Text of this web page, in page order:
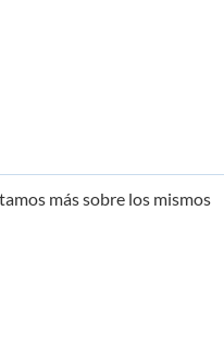
más sobre los mismos